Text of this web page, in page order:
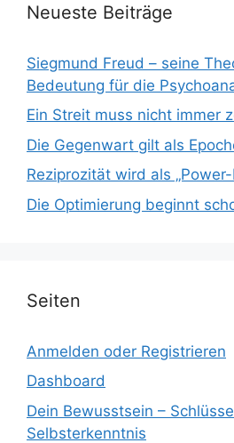
Neueste Beiträge
Siegmund Freud – seine
Bedeutung für die
Ein Streit muss nicht immer
Die Gegenwart gilt als
Reziprozität wird als
Die Optimierung beginnt
Seiten
Anmelden oder Registrieren
Dashboard
Dein Bewusstsein –
Selbsterkenntnis